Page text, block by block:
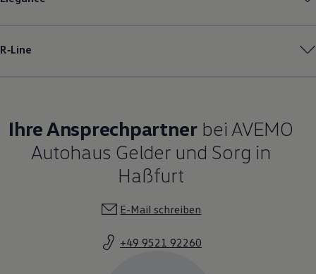
R‑Line
Ihre Ansprechpartnerbei AVEMO
Autohaus Gelder und Sorg in
Haßfurt
E-Mail schreiben
+49 9521 92260